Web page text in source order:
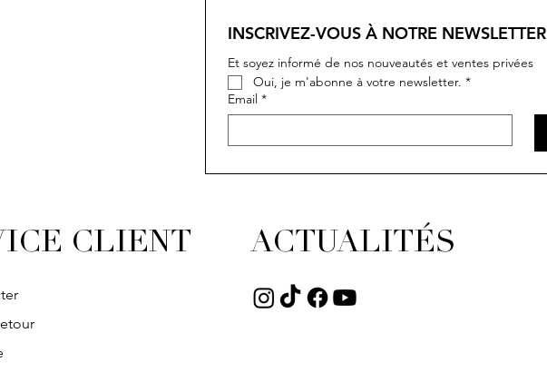
INSCRIVEZ-VOUS À NOTRE NEWSLETTER
Et soyez informé de nos nouveautés et ventes privées
Oui, je m'abonne à votre newsletter. *
Email *
CLIENT ACTUALITÉS